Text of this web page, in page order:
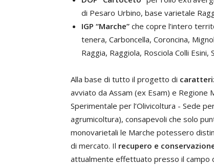
di Pesaro Urbino, base varietale
IGP “Marche” che copre l’intero
tenera, Carboncella, Coroncina,
Raggia, Raggiola, Rosciola Colli
Alla base di tutto il progetto di
avviato da Assam (ex Esam) e Regione
Sperimentale per l’Olivicoltura - Sede
agrumicoltura), consapevoli che solo
monovarietali le Marche potessero
di mercato. Il recupero e
attualmente effettuato presso il campo